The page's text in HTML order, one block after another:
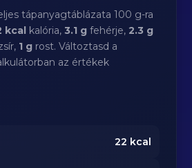
tápanyagtáblázata 100 g-ra
kcal kalória,3.1 g fehérje,2.3 g
1 g rost. Változtasd a
az értékek
22 kcal